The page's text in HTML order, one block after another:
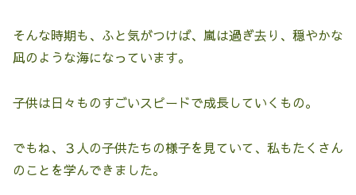
そんな時期も、ふと気がつけば、嵐は過ぎ去り、穏やかな
凪のような海になっています。
子供は日々ものすごいスピードで成長していくもの。
でもね、３人の子供たちの様子を見ていて、私もたくさん
のことを学んできました。